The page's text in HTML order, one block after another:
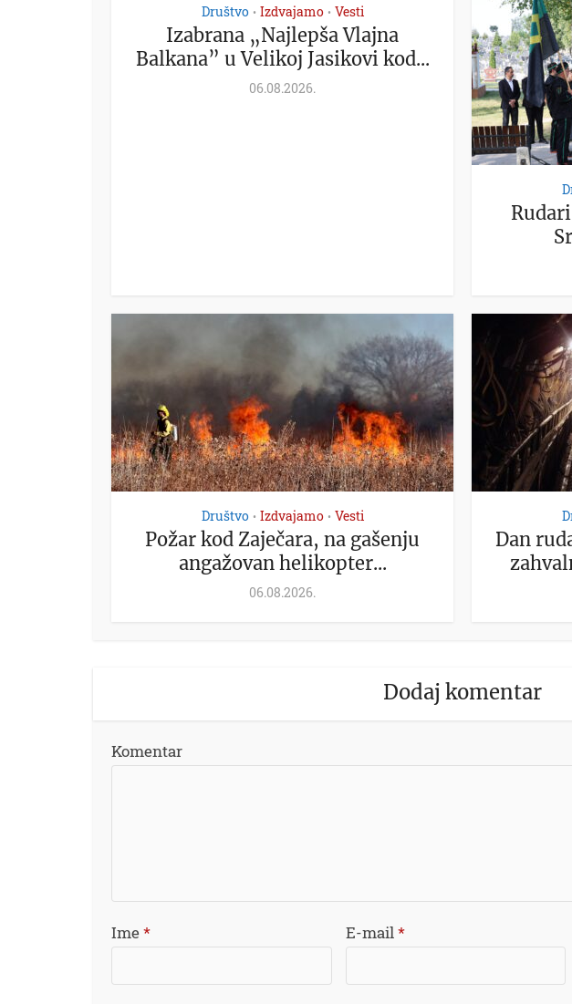
Društvo • Izdvajamo • Vesti
Izabrana „Najlepša Vlajna
Balkana” u Velikoj Jasikovi kod...
06.08.2026.
Društvo • Izdvajamo • Vesti
Požar kod Zaječara, na gašenju
angažovan helikopter...
06.08.2026.
Dan
Dodaj komentar
Komentar
Ime* E-mail *